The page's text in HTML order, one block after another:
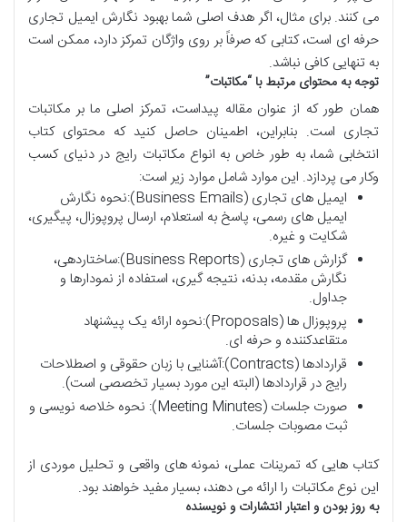
می کنند. برای مثال، اگر هدف اصلی شما بهبود نگارش ایمیل تجاری
حرفه ای است، کتابی که صرفاً بر روی واژگان تمرکز دارد، ممکن است
به تنهایی کافی نباشد.
توجه به محتوای مرتبط با “مکاتبات”
همان طور که از عنوان مقاله پیداست، تمرکز اصلی ما بر مکاتبات
تجاری است. بنابراین، اطمینان حاصل کنید که محتوای کتاب
انتخابی شما، به طور خاص به انواع مکاتبات رایج در دنیای کسب
وکار می پردازد. این موارد شامل موارد زیر است:
ایمیل های تجاری (Business Emails):نحوه نگارش
ایمیل های رسمی، پاسخ به استعلام، ارسال پروپوزال، پیگیری،
شکایت و غیره.
گزارش های تجاری (Business Reports):ساختاردهی،
نگارش مقدمه، بدنه، نتیجه گیری، استفاده از نمودارها و
جداول.
پروپوزال ها (Proposals):نحوه ارائه یک پیشنهاد
متقاعدکننده و حرفه ای.
قراردادها (Contracts):آشنایی با زبان حقوقی و اصطلاحات
رایج در قراردادها (البته این مورد بسیار تخصصی است).
صورت جلسات (Meeting Minutes): نحوه خلاصه نویسی و
ثبت مصوبات جلسات.
کتاب هایی که تمرینات عملی، نمونه های واقعی و تحلیل موردی از
این نوع مکاتبات را ارائه می دهند، بسیار مفید خواهند بود.
به روز بودن و اعتبار انتشارات و نویسنده